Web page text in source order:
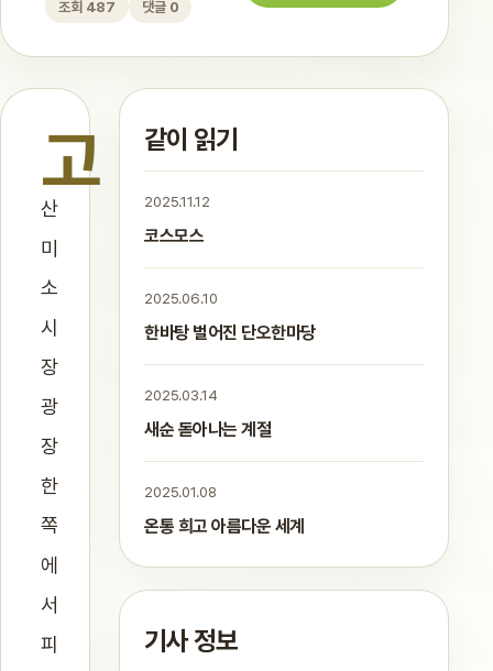
조회 487
댓글 0
고
산
미
소
시
장
광
장
한
쪽
에
서
피
같이 읽기
2025.11.12
코스모스
2025.06.10
한바탕 벌어진 단오한마당
2025.03.14
새순 돋아나는 계절
2025.01.08
온통 희고 아름다운 세계
기사 정보